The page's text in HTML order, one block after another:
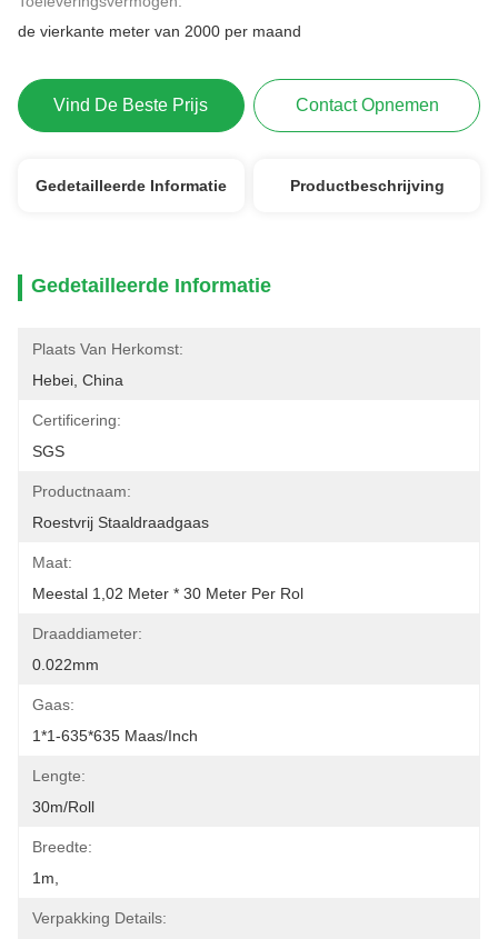
de vierkante meter van 2000 per maand
Vind De Beste Prijs Contact Opnemen
Gedetailleerde Informatie Productbeschrijving
Gedetailleerde Informatie
Plaats Van Herkomst:
Hebei, China
Certificering:
SGS
Productnaam:
Roestvrij Staaldraadgaas
Maat:
Meestal 1,02 Meter * 30 Meter Per Rol
Draaddiameter:
0.022mm
Gaas:
1*1-635*635 Maas/inch
Lengte:
30m/roll
Breedte:
1m,
Verpakking Details: